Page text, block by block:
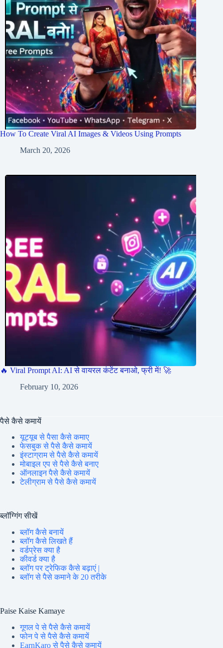
How To Create Viral AI Images & Videos Using Prompts
March 20, 2026
🔥 Viral Prompt AI: AI से वायरल कंटेंट बनाओ, फ्री में! 🚀
February 10, 2026
पैसे कैसे कमायें
यूट्यूब से पैसा कैसे कमाए
फेसबुक से पैसे कैसे कमायें
इंस्टाग्राम से पैसे कैसे कमायें
मोबाइल एप से पैसे कैसे बनाए
ऑनलाइन पैसे कैसे कमायें
टेलीग्राम से पैसे कैसे कमायें
ब्लॉग्गिंग सीखें
ब्लॉग कैसे बनायें
ब्लॉग कैसे लिखते हैं
वर्डप्रेस क्या है
कीवर्ड क्या है
ब्लॉग पर ट्रेफिक कैसे बढ़ाएं |
ब्लॉग से पैसे कमाने के 20 तरीके
Paise Kaise Kamaye
गूगल पे से पैसे कैसे कमायें
फोन पे से पैसे कैसे कमायें
EarnKaro से पैसे कैसे कमायें